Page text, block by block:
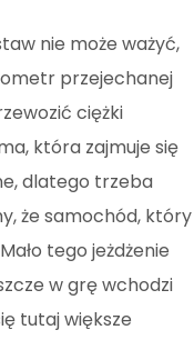
nie może ważyć,
przejechanej
ciężki
która zajmuje się
dlatego trzeba
że samochód, który
tego jeżdżenie
w grę wchodzi
tutaj większe